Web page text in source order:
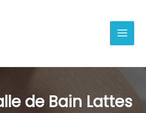
de Bain Lattes